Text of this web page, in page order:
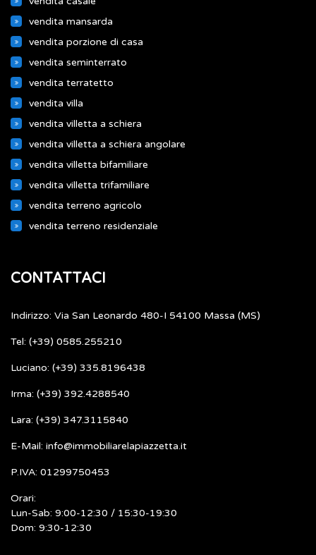
vendita mansarda
vendita porzione di casa
vendita seminterrato
vendita terratetto
vendita villa
vendita villetta a schiera
vendita villetta a schiera angolare
vendita villetta bifamiliare
vendita villetta trifamiliare
vendita terreno agricolo
vendita terreno residenziale
CONTATTACI
Indirizzo: Via San Leonardo 480-I 54100 Massa (MS)
Tel: (+39) 0585.255210
Luciano: (+39) 335.8196438
Irma: (+39) 392.4288540
Lara: (+39) 347.3115840
E-Mail: info@immobiliarelapiazzetta.it
P.IVA: 01299750453
Orari:
Lun-Sab: 9:00-12:30 / 15:30-19:30
Dom: 9:30-12:30